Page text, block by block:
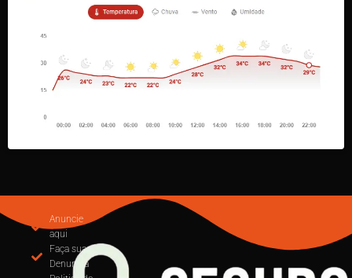
Anuncie
aqui
Faça sua
Denuncia